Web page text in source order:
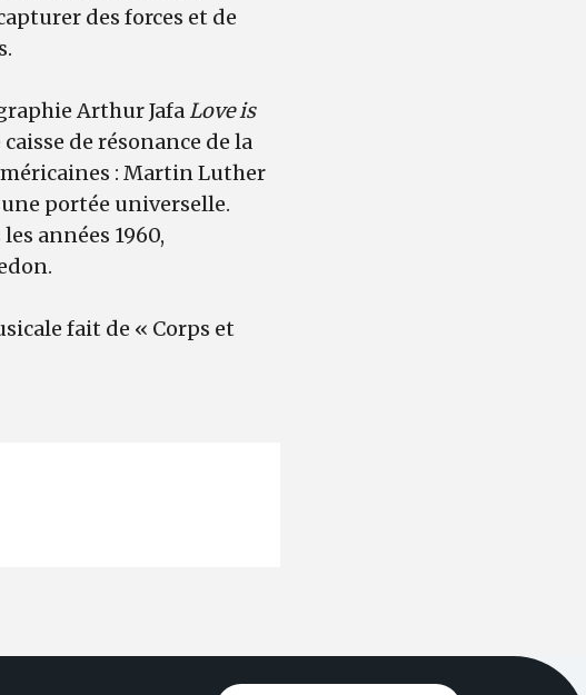
des forces et de
Arthur JafaLove is
de résonance de la
: Martin Luther
portée universelle.
années 1960,
fait de « Corps et